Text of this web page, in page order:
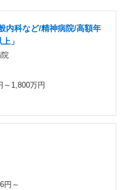
内科など/精神病院/高額年
」
院
～1,800万円
円～